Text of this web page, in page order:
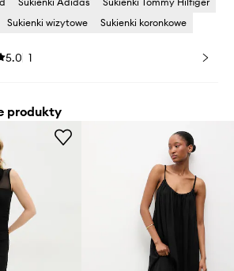
Sukienki wizytowe Sukienki koronkowe
5.0 1
produkty